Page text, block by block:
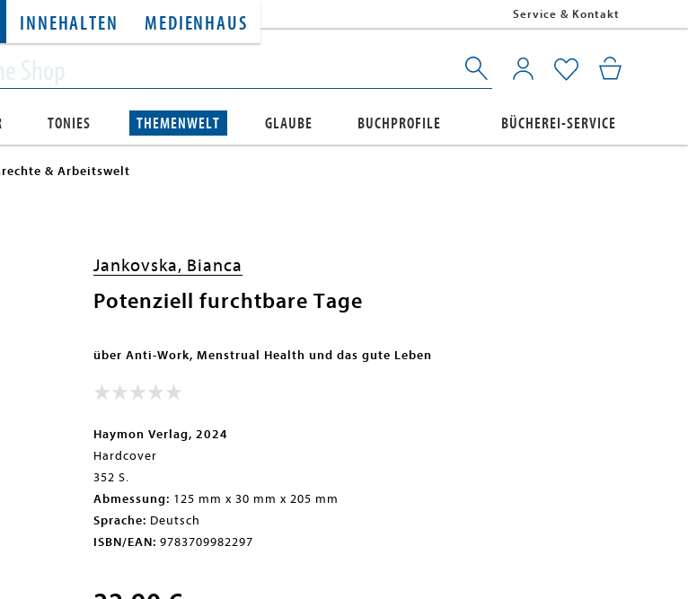
INNEHALTEN MEDIENHAUS Service & Kontakt
TONIES THEMENWELT GLAUBE BUCHPROFILE BÜCHEREI-SERVICE
& Arbeitswelt
Jankovska, Bianca
Potenziell furchtbare Tage
über Anti-Work, Menstrual Health und das gute Leben
Haymon Verlag, 2024
Hardcover
352 S.
Abmessung: 125 mm x 30 mm x 205 mm
Sprache: Deutsch
ISBN/EAN: 9783709982297